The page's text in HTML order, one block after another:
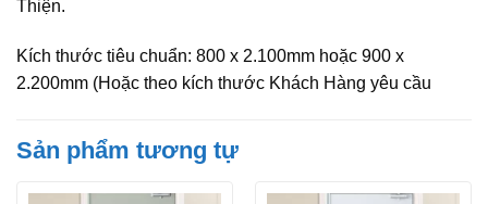
Thiện.
Kích thước tiêu chuẩn: 800 x 2.100mm hoặc 900 x
2.200mm (Hoặc theo kích thước Khách Hàng yêu cầu
Sản phẩm tương tự